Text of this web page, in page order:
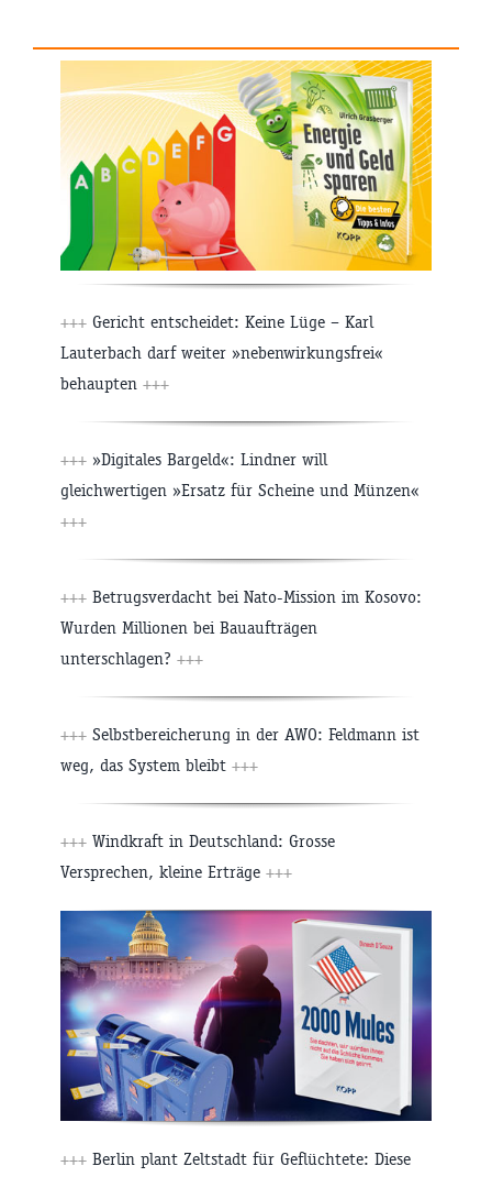
+++ Gericht entscheidet: Keine Lüge – Karl
Lauterbach darf weiter »nebenwirkungsfrei«
behaupten +++
+++ »Digitales Bargeld«: Lindner will
gleichwertigen »Ersatz für Scheine und Münzen«
+++
+++ Betrugsverdacht bei Nato-Mission im Kosovo:
Wurden Millionen bei Bauaufträgen
unterschlagen? +++
+++ Selbstbereicherung in der AWO: Feldmann ist
weg, das System bleibt +++
+++ Windkraft in Deutschland: Grosse
Versprechen, kleine Erträge +++
+++ Berlin plant Zeltstadt für Geflüchtete: Diese